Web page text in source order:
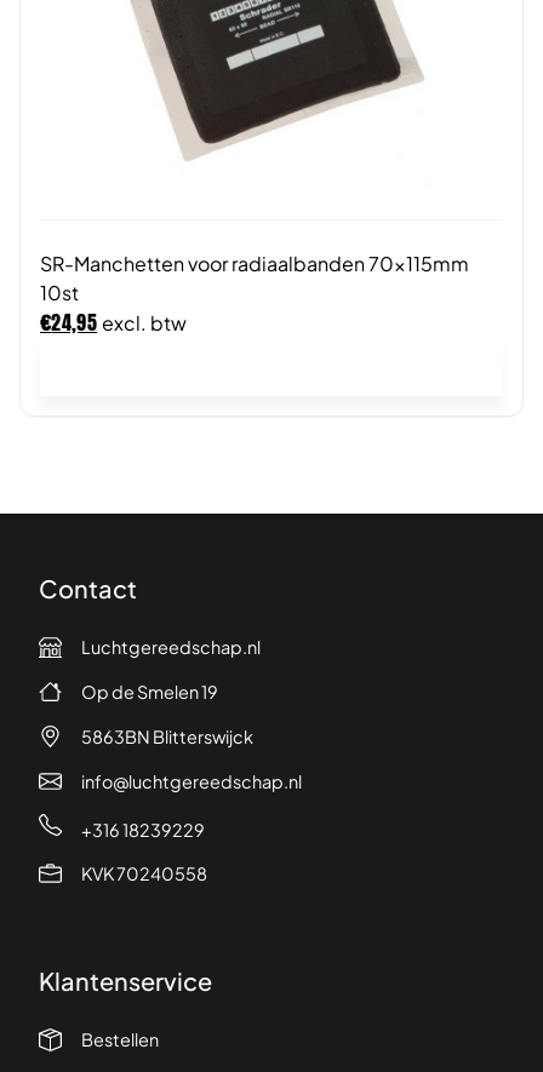
SR-Manchetten voor radiaalbanden 70x115mm
10st
€24,95 excl. btw
Contact
Luchtgereedschap.nl
Op de Smelen 19
5863BN Blitterswijck
info@luchtgereedschap.nl
+316 18239229
KVK 70240558
Klantenservice
Bestellen